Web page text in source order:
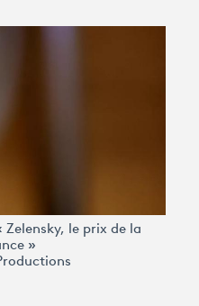
le prix de la
»